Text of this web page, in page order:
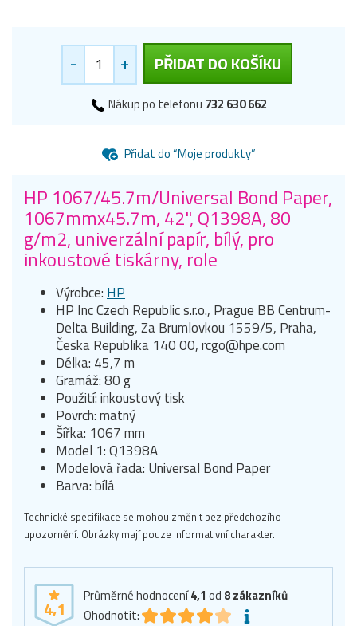
- + PŘIDAT DO KOŠÍKU
Nákup po telefonu 732 630 662
Přidat do “Moje produkty”
HP 1067/45.7m/Universal Bond Paper,
1067mmx45.7m, 42", Q1398A, 80
g/m2, univerzální papír, bílý, pro
inkoustové tiskárny, role
Výrobce:HP
HP Inc Czech Republic s.r.o., Prague BB Centrum-
Delta Building, Za Brumlovkou 1559/5, Praha,
Česka Republika 140 00, rcgo@hpe.com
Délka: 45,7 m
Gramáž: 80 g
Použití: inkoustový tisk
Povrch: matný
Šířka: 1067 mm
Model 1: Q1398A
Modelová řada: Universal Bond Paper
Barva: bílá
Technické specifikace se mohou změnit bez předchozího
upozornění. Obrázky mají pouze informativní charakter.
4,1
Průměrné hodnocení4,1 od 8zákazníků
Ohodnotit: